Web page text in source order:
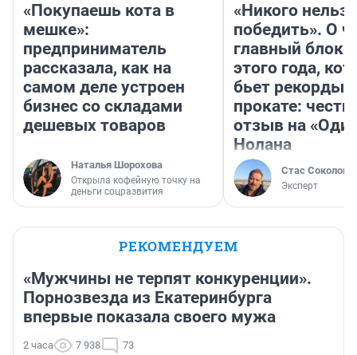
«Покупаешь кота в
мешке»:
предприниматель
рассказала, как на
самом деле устроен
бизнес со складами
дешевых товаров
Наталья Шорохова
Открыла кофейную точку на
деньги соцразвития
«Никого нельзя
победить». О
главный
этого года,
бьет рекорды в
прокате:
отзыв на
Нолана
Стас Соколов
Эксперт
РЕКОМЕНДУЕМ
«Мужчины не терпят конкуренции».
Порнозвезда из Екатеринбурга
впервые показала своего мужа
2 часа 7 938 73